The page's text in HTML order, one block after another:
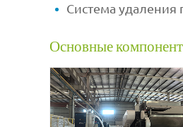
Система
Основные